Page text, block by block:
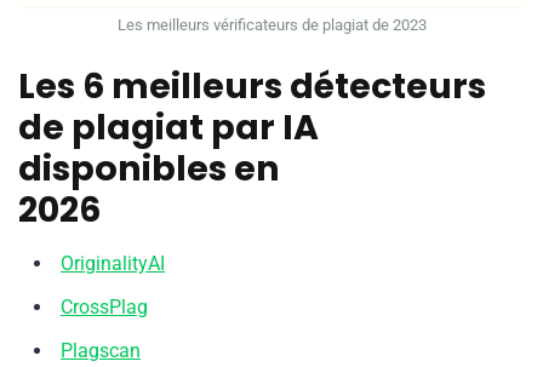
Les meilleurs vérificateurs de plagiat de 2023
Les 6 meilleurs détecteurs
de plagiat par IA
disponibles en
2026
OriginalityAI
CrossPlag
Plagscan